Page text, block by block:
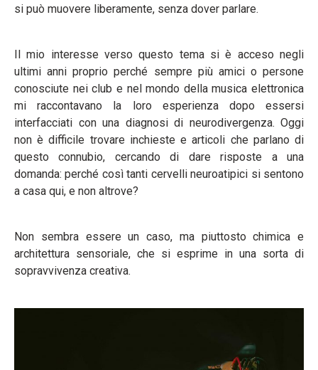
si può muovere liberamente, senza dover parlare.
Il mio interesse verso questo tema si è acceso negli
ultimi anni proprio perché sempre più amici o persone
conosciute nei club e nel mondo della musica elettronica
mi raccontavano la loro esperienza dopo essersi
interfacciati con una diagnosi di neurodivergenza. Oggi
non è difficile trovare inchieste e articoli che parlano di
questo connubio, cercando di dare risposte a una
domanda: perché così tanti cervelli neuroatipici si sentono
a casa qui, e non altrove?
Non sembra essere un caso, ma piuttosto chimica e
architettura sensoriale, che si esprime in una sorta di
sopravvivenza creativa.